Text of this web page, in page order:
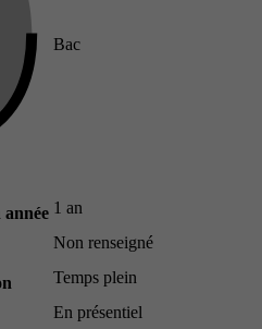
Bac
1 an
Non renseigné
Temps plein
En présentiel